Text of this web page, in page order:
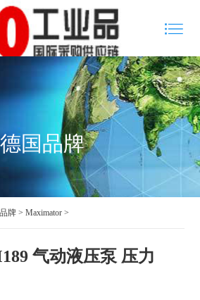
德国品牌
牌 >Maximator >
气动液压泵 压力